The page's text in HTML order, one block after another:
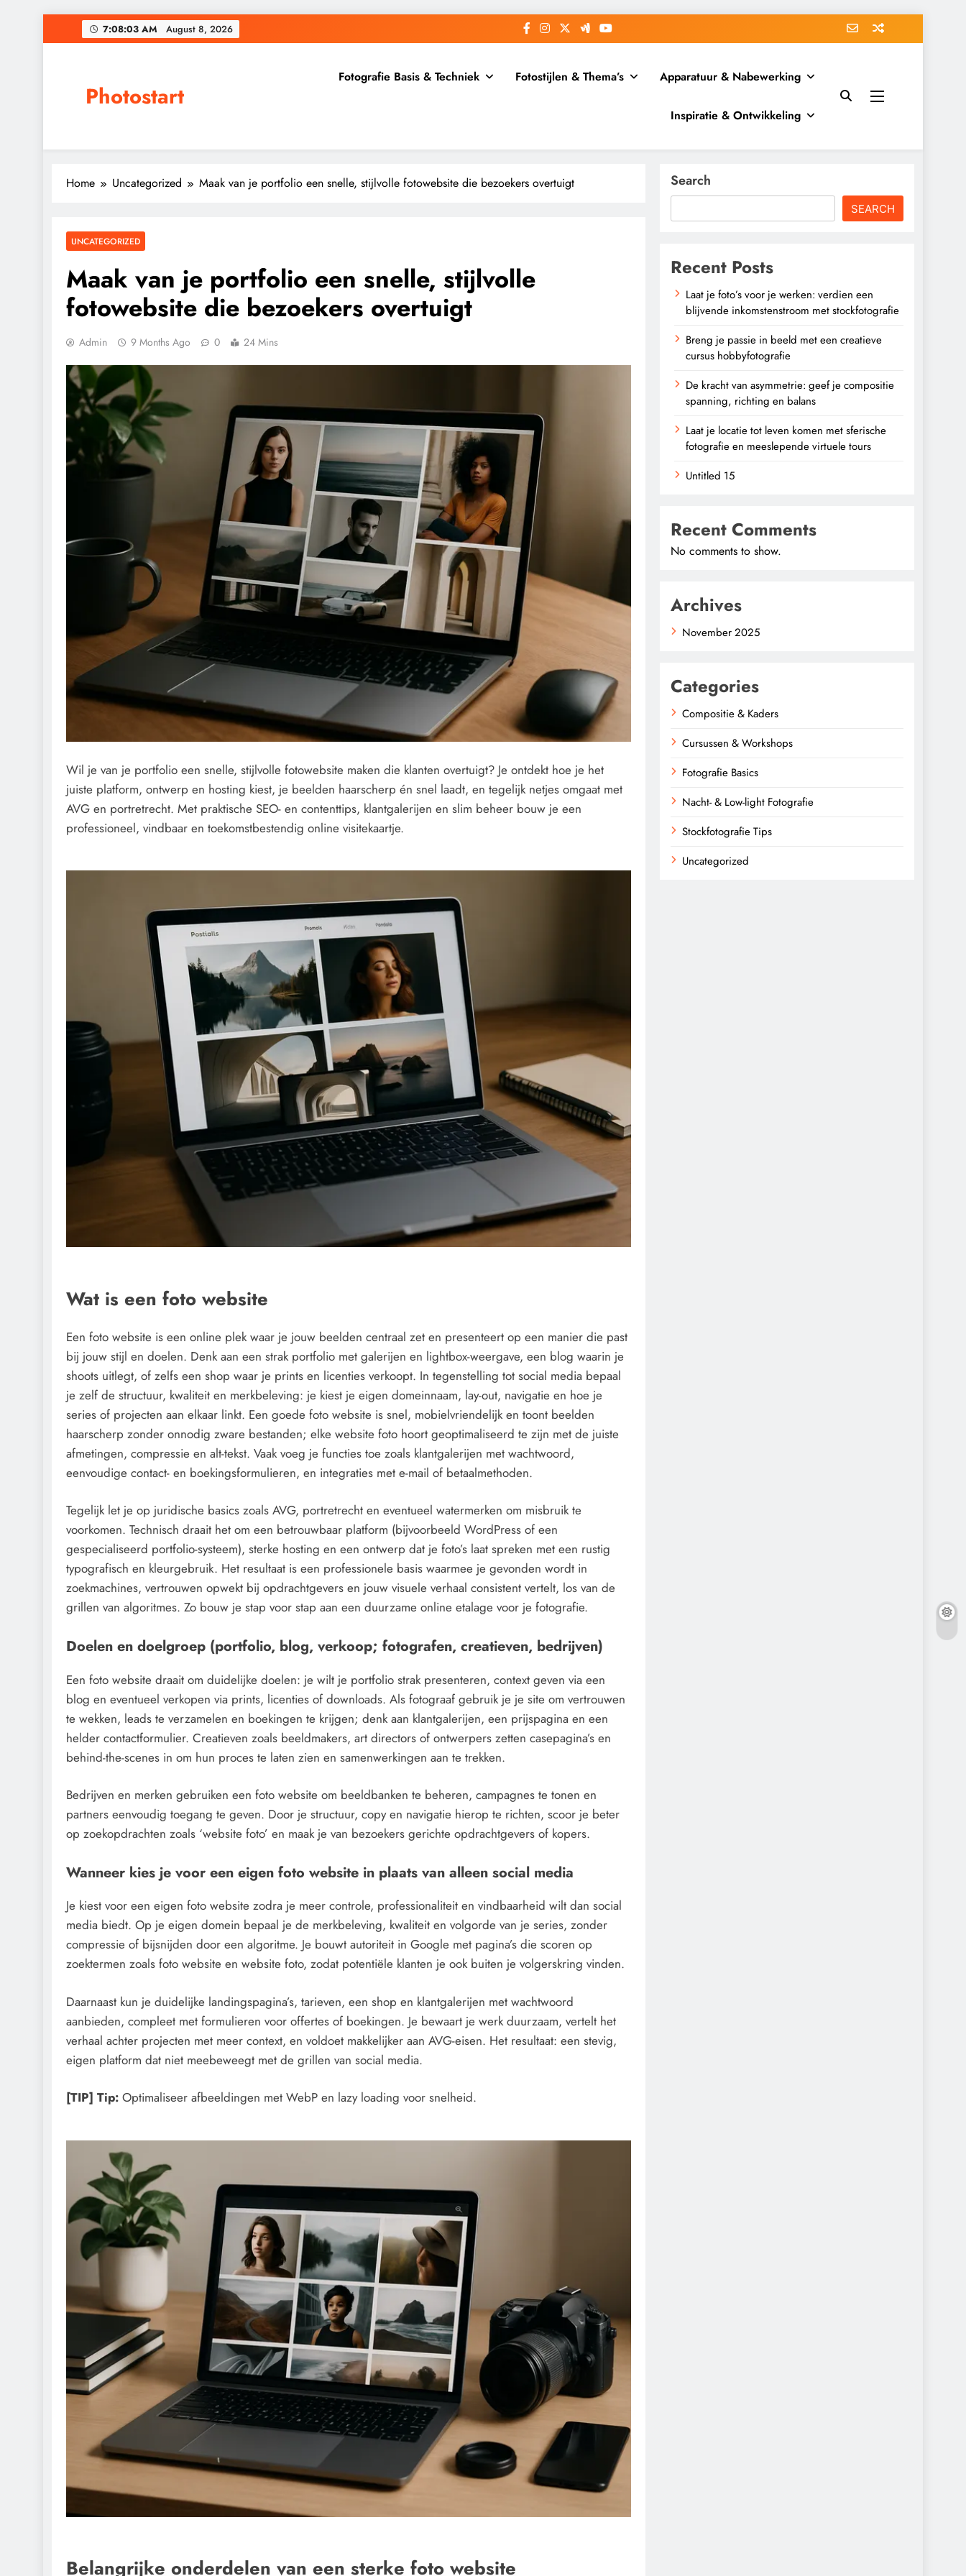
to
7:08:05 AM August 8, 2026
Photostart
Fotografie Basis & Techniek Fotostijlen & Thema’s Apparatuur & Nabewerking
Inspiratie & Ontwikkeling
Home Uncategorized Maak van je portfolio een snelle, stijlvolle fotowebsite die bezoekers overtuigt
UNCATEGORIZED
Maak van je portfolio een snelle, stijlvolle
fotowebsite die bezoekers overtuigt
Admin 9 Months Ago 0 24 Mins
Wil je van je portfolio een snelle, stijlvolle fotowebsite maken die klanten overtuigt? Je ontdekt hoe je het
juiste platform, ontwerp en hosting kiest, je beelden haarscherp én snel laadt, en tegelijk netjes omgaat met
AVG en portretrecht. Met praktische SEO- en contenttips, klantgalerijen en slim beheer bouw je een
professioneel, vindbaar en toekomstbestendig online visitekaartje.
Wat is een foto website
Een foto website is een online plek waar je jouw beelden centraal zet en presenteert op een manier die past
bij jouw stijl en doelen. Denk aan een strak portfolio met galerijen en lightbox-weergave, een blog waarin je
shoots uitlegt, of zelfs een shop waar je prints en licenties verkoopt. In tegenstelling tot social media bepaal
je zelf de structuur, kwaliteit en merkbeleving: je kiest je eigen domeinnaam, lay-out, navigatie en hoe je
series of projecten aan elkaar linkt. Een goede foto website is snel, mobielvriendelijk en toont beelden
haarscherp zonder onnodig zware bestanden; elke website foto hoort geoptimaliseerd te zijn met de juiste
afmetingen, compressie en alt-tekst. Vaak voeg je functies toe zoals klantgalerijen met wachtwoord,
eenvoudige contact- en boekingsformulieren, en integraties met e-mail of betaalmethoden.
Tegelijk let je op juridische basics zoals AVG, portretrecht en eventueel watermerken om misbruik te
voorkomen. Technisch draait het om een betrouwbaar platform (bijvoorbeeld WordPress of een
gespecialiseerd portfolio-systeem), sterke hosting en een ontwerp dat je foto’s laat spreken met een rustig
typografisch en kleurgebruik. Het resultaat is een professionele basis waarmee je gevonden wordt in
zoekmachines, vertrouwen opwekt bij opdrachtgevers en jouw visuele verhaal consistent vertelt, los van de
grillen van algoritmes. Zo bouw je stap voor stap aan een duurzame online etalage voor je fotografie.
Doelen en doelgroep (portfolio, blog, verkoop; fotografen, creatieven, bedrijven)
Een foto website draait om duidelijke doelen: je wilt je portfolio strak presenteren, context geven via een
blog en eventueel verkopen via prints, licenties of downloads. Als fotograaf gebruik je je site om vertrouwen
te wekken, leads te verzamelen en boekingen te krijgen; denk aan klantgalerijen, een prijspagina en een
helder contactformulier. Creatieven zoals beeldmakers, art directors of ontwerpers zetten casepagina’s en
behind-the-scenes in om hun proces te laten zien en samenwerkingen aan te trekken.
Bedrijven en merken gebruiken een foto website om beeldbanken te beheren, campagnes te tonen en
partners eenvoudig toegang te geven. Door je structuur, copy en navigatie hierop te richten, scoor je beter
op zoekopdrachten zoals ‘website foto’ en maak je van bezoekers gerichte opdrachtgevers of kopers.
Wanneer kies je voor een eigen foto website in plaats van alleen social media
Je kiest voor een eigen foto website zodra je meer controle, professionaliteit en vindbaarheid wilt dan social
media biedt. Op je eigen domein bepaal je de merkbeleving, kwaliteit en volgorde van je series, zonder
compressie of bijsnijden door een algoritme. Je bouwt autoriteit in Google met pagina’s die scoren op
zoektermen zoals foto website en website foto, zodat potentiële klanten je ook buiten je volgerskring vinden.
Daarnaast kun je duidelijke landingspagina’s, tarieven, een shop en klantgalerijen met wachtwoord
aanbieden, compleet met formulieren voor offertes of boekingen. Je bewaart je werk duurzaam, vertelt het
verhaal achter projecten met meer context, en voldoet makkelijker aan AVG-eisen. Het resultaat: een stevig,
eigen platform dat niet meebeweegt met de grillen van social media.
[TIP] Tip: Optimaliseer afbeeldingen met WebP en lazy loading voor snelheid.
Belangrijke onderdelen van een sterke foto website
Search
SEARCH
Recent Posts
Laat je foto’s voor je werken: verdien een
blijvende inkomstenstroom met stockfotografie
Breng je passie in beeld met een creatieve
cursus hobbyfotografie
De kracht van asymmetrie: geef je compositie
spanning, richting en balans
Laat je locatie tot leven komen met sferische
fotografie en meeslepende virtuele tours
Untitled 15
Recent Comments
No comments to show.
Archives
November 2025
Categories
Compositie & Kaders
Cursussen & Workshops
Fotografie Basics
Nacht- & Low-light Fotografie
Stockfotografie Tips
Uncategorized